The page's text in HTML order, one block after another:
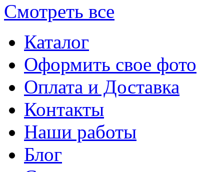
Смотреть все
Каталог
Оформить свое фото
Оплата и Доставка
Контакты
Наши работы
Блог